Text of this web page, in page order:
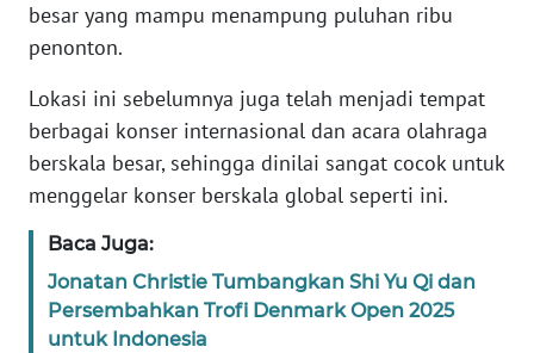
besar yang mampu menampung puluhan ribu
penonton.
Lokasi ini sebelumnya juga telah menjadi tempat
berbagai konser internasional dan acara olahraga
berskala besar, sehingga dinilai sangat cocok untuk
menggelar konser berskala global seperti ini.
Baca Juga:
Jonatan Christie Tumbangkan Shi Yu Qi dan
Persembahkan Trofi Denmark Open 2025
untuk Indonesia
WN
WN
JAKARTA
JABAR
WN
BANTEN